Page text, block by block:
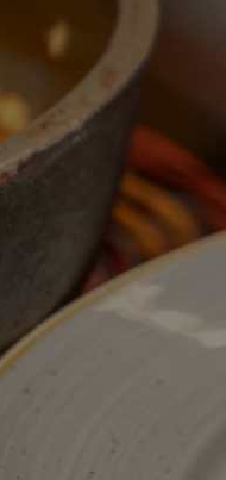
JOAN
PARA TI
españolas y
sirviendo a
más de 80 años.